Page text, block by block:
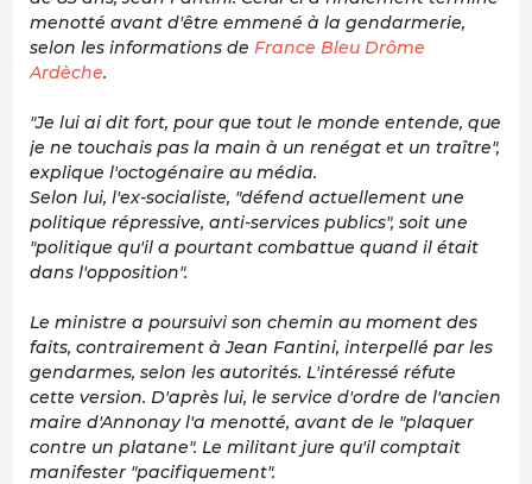
menotté avant d'être emmené à la gendarmerie,
selon les informations de France Bleu Drôme
Ardèche.
"Je lui ai dit fort, pour que tout le monde entende, que
je ne touchais pas la main à un renégat et un traître",
explique l'octogénaire au média.
Selon lui, l'ex-socialiste, "défend actuellement une
politique répressive, anti-services publics", soit une
"politique qu'il a pourtant combattue quand il était
dans l'opposition".
Le ministre a poursuivi son chemin au moment des
faits, contrairement à Jean Fantini, interpellé par les
gendarmes, selon les autorités. L'intéressé réfute
cette version. D'après lui, le service d'ordre de l'ancien
maire d'Annonay l'a menotté, avant de le "plaquer
contre un platane". Le militant jure qu'il comptait
manifester "pacifiquement".